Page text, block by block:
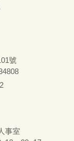
101號
事室